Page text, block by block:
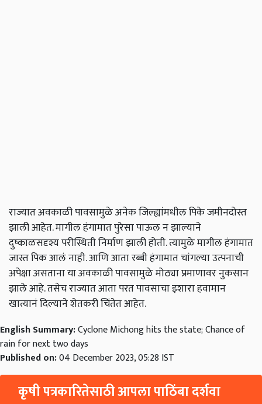
राज्यात अवकाळी पावसामुळे अनेक जिल्ह्यांमधील पिके जमीनदोस्त
झाली आहेत. मागील हंगामात पुरेसा पाऊल न झाल्याने
दुष्काळसदृश्य परीस्थिती निर्माण झाली होती. त्यामुळे मागील हंगामात
जास्त पिक आलं नाही. आणि आता रब्बी हंगामात चांगल्या उत्पनाची
अपेक्षा असताना या अवकाळी पावसामुळे मोठ्या प्रमाणावर नुकसान
झाले आहे. तसेच राज्यात आता परत पावसाचा इशारा हवामान
खात्यानं दिल्याने शेतकरी चिंतेत आहेत.
English Summary:Cyclone Michong hits the state; Chance of
rain for next two days
Published on:04 December 2023, 05:28 IST
कृषी पत्रकारितेसाठी आपला पाठिंबा दर्शवा